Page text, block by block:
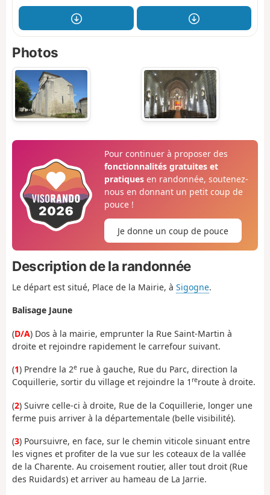
Photos
Pour continuer à proposer des
fonctionnalités gratuites et
pratiquesen randonnée, soutenez-
nous en donnant un petit coup de
pouce !
Je donne un coup de pouce
Description de la randonnée
Le départ est situé, Place de la Mairie, à Sigogne.
Balisage Jaune
(D/A) Dos à la mairie, emprunter la Rue Saint-Martin à
droite et rejoindre rapidement le carrefour suivant.
(1) Prendre la 2e rue à gauche, Rue du Parc, direction la
Coquillerie, sortir du village et rejoindre la 1 reroute à droite.
(2) Suivre celle-ci à droite, Rue de la Coquillerie, longer une
ferme puis arriver à la départementale (belle visibilité).
(3) Poursuivre, en face, sur le chemin viticole sinuant entre
les vignes et profiter de la vue sur les coteaux de la vallée
de la Charente. Au croisement routier, aller tout droit (Rue
des Ruidards) et arriver au hameau de La Jarrie.